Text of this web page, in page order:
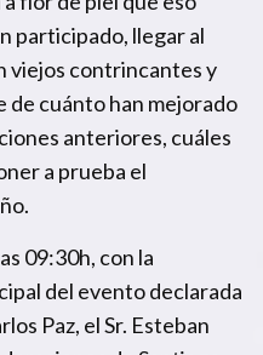
participado, llegar al
viejos contrincantes y
de cuánto han mejorado
anteriores, cuáles
a prueba el
09:30h, con la
del evento declarada
Paz, el Sr. Esteban